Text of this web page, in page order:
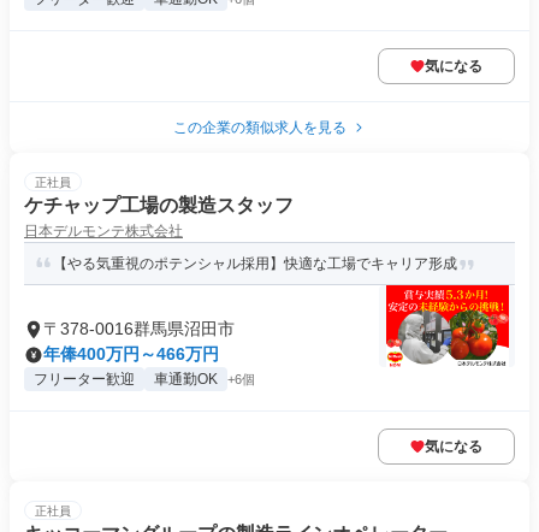
気になる
この企業の類似求人を見る
正社員
ケチャップ工場の製造スタッフ
日本デルモンテ株式会社
【やる気重視のポテンシャル採用】快適な工場でキャリア形成
〒378-0016群馬県沼田市
年俸400万円～466万円
フリーター歓迎 車通勤OK +6個
気になる
正社員